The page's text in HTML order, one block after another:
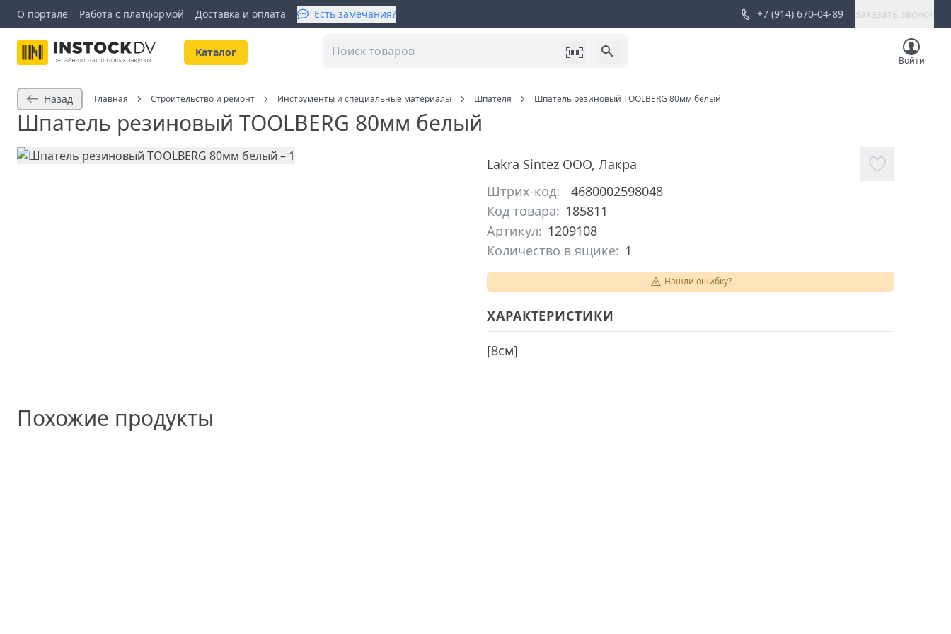
О портале Работа с платформой Доставка и оплата Есть замечания? +7 (914) 670-04-89 Заказать звонок
Kаталог
Войти
Назад Главная Строительство и ремонт Инструменты и специальные материалы Шпателя Шпатель резиновый TOOLBERG 80мм белый
Шпатель резиновый TOOLBERG 80мм белый
Lakra Sintez ООО, Лакра
Штрих-код:
4680002598048
Код товара: 185811
Артикул: 1209108
Количество в ящике: 1
Нашли ошибку?
ХАРАКТЕРИСТИКИ
[8см]
Похожие продукты